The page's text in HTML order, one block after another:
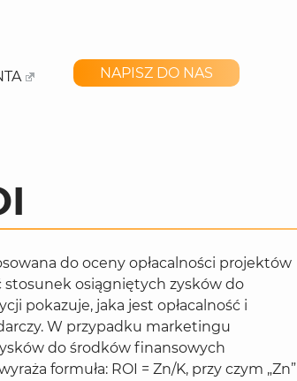
NAPISZ DO NAS
do oceny opłacalności projektów
stosunek osiągniętych zysków do
pokazuje, jaka jest opłacalność i
W przypadku marketingu
do środków finansowych
formuła: ROI = Zn/K, przy czym „Zn”